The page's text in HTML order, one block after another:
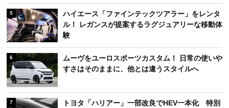
5
ハイエース「ファインテックツアラー」をレンタ
ル！ レガンスが提案するラグジュアリーな移動体
験
6
ムーヴをユーロスポーツカスタム！ 日常の使いや
すさはそのままに、他とは違うスタイルへ
7
トヨタ「ハリアー」一部改良でHEV一本化 特別